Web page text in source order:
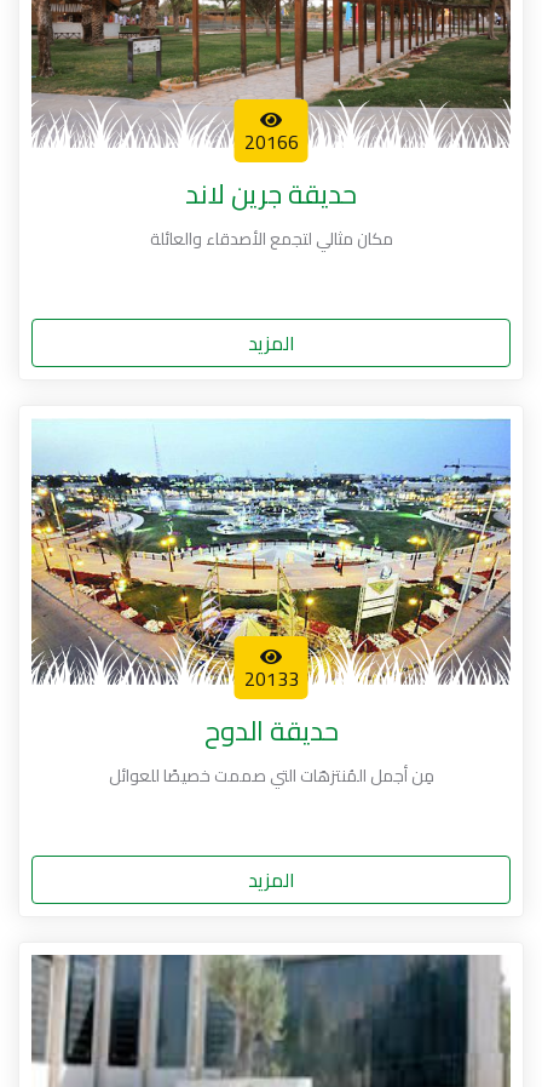
20166
حديقة جرين لاند
مكان مثالي لتجمع الأصدقاء والعائلة
المزيد
20133
حديقة الدوح
مِن أجمل المُنتزهَات التي صممت خصيصًا للعوائل
المزيد